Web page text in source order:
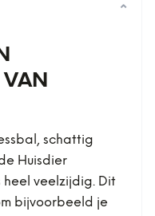
⌄
VAN
schattig
Huisdier
heel veelzijdig. Dit
bijvoorbeeld je